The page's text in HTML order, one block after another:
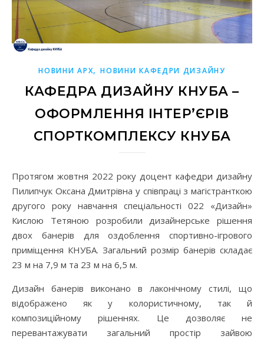
НОВИНИ АРХ,НОВИНИ КАФЕДРИ ДИЗАЙНУ
КАФЕДРА ДИЗАЙНУ КНУБА –
ОФОРМЛЕННЯ ІНТЕР’ЄРІВ
СПОРТКОМПЛЕКСУ КНУБА
Протягом жовтня 2022 року доцент кафедри дизайну
Пилипчук Оксана Дмитрівна у співпраці з магістранткою
другого року навчання спеціальності 022 «Дизайн»
Кислою Тетяною розробили дизайнерське рішення
двох банерів для оздоблення спортивно-ігрового
приміщення КНУБА. Загальний розмір банерів складає
23 м на 7,9 м та 23 м на 6,5 м.
Дизайн банерів виконано в лаконічному стилі, що
відображено як у колористичному, так й
композиційному рішеннях. Це дозволяє не
перевантажувати загальний простір зайвою